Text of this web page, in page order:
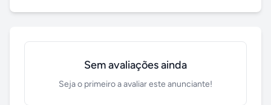
Sem avaliações ainda
Seja o primeiro a avaliar este anunciante!